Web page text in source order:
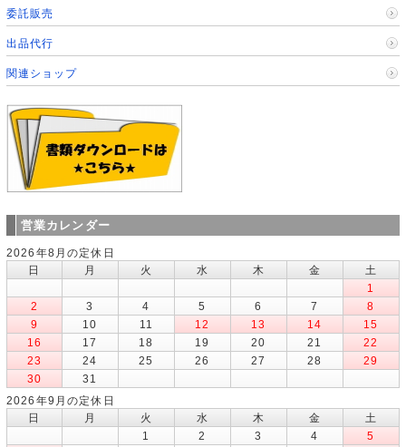
委託販売
出品代行
関連ショップ
営業カレンダー
2026年8月の定休日
日
月 火 水 木 金
土
1
2
3 4 5 6 7
8
9
10 11 12 13 14
15
16
17 18 19 20 21
22
23
24 25 26 27 28
29
30
31
2026年9月の定休日
日
月 火 水 木 金
土
1
2 3 4
5